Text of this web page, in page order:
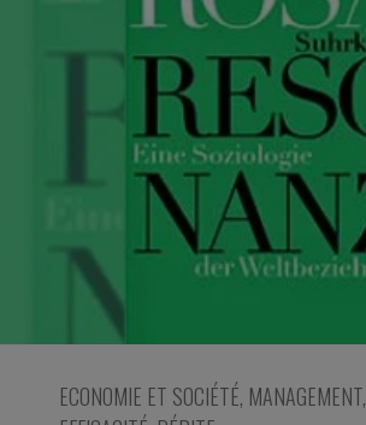
ECONOMIE ET SOCIÉTÉ, MANAGEMENT,